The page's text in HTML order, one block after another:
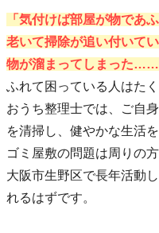
「気付けば部屋が物であ
老いて掃除が追い付いて
物が溜まってしまった……
ふれて困っている人はたく
おうち整理士では、ご自
を清掃し、健やかな生活
ゴミ屋敷の問題は周りの
大阪市生野区で長年活動
れるはずです。